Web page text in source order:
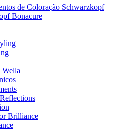
de Coloração Schwarzkopf
Bonacure
Wella
Brilliance